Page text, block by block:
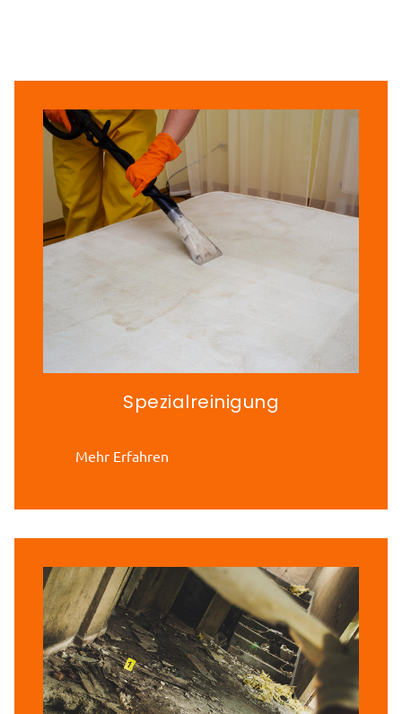
Spezialreinigung
Mehr Erfahren